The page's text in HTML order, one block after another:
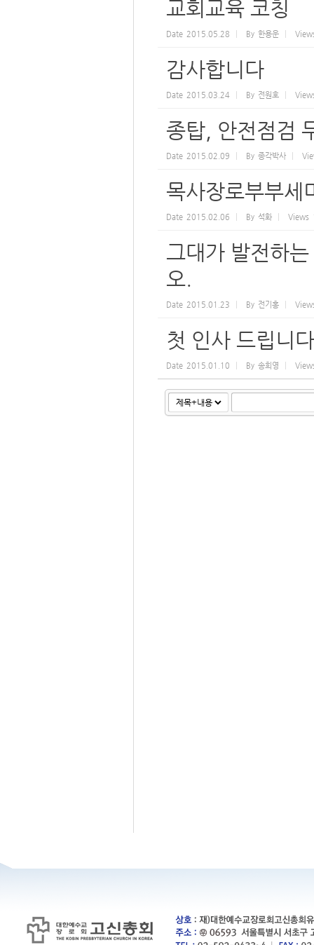
교회교육 코칭
Date 2015.05.28 By 한용운
감사합니다
Date 2015.03.24 By 전원호
종탑, 안전점검
Date 2015.02.09 By 종각박사
목사장로부부세
Date 2015.02.06 By 석화 Views
그대가 발전하
오.
Date 2015.01.23 By 전기홍
첫 인사 드립니
Date 2015.01.10 By 송희영